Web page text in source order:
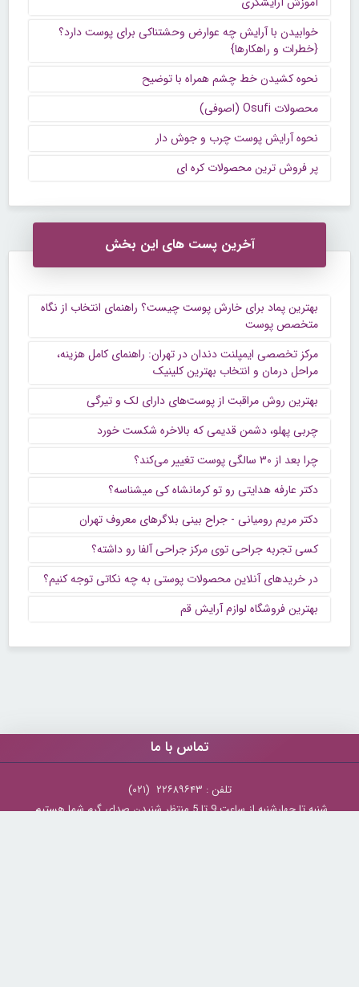
خوابیدن با آرایش چه عوارض وحشتناکی برای پوست دارد؟
{خطرات و راهکارها}
نحوه کشیدن خط چشم همراه با توضیح
محصولات Osufi (اصوفی)
نحوه آرایش پوست چرب و جوش دار
پر فروش ترین محصولات کره ای
آخرین پست های این بخش
بهترین پماد برای خارش پوست چیست؟ راهنمای انتخاب از نگاه
متخصص پوست
مرکز تخصصی ایمپلنت دندان در تهران: راهنمای کامل هزینه،
مراحل درمان و انتخاب بهترین کلینیک
بهترین روش مراقبت از پوست‌های دارای لک و تیرگی
چربی پهلو، دشمن قدیمی که بالاخره شکست خورد
چرا بعد از ۳۰ سالگی پوست تغییر می‌کند؟
دکتر عارفه هدایتی رو تو کرمانشاه کی میشناسه؟
دکتر مریم رومیانی - جراح بینی بلاگرهای معروف تهران
کسی تجربه جراحی توی مرکز جراحی آلفا رو داشته؟
در خریدهای آنلاین محصولات پوستی به چه نکاتی توجه کنیم؟
بهترین فروشگاه لوازم آرایش قم
تماس با ما
تلفن : ۲۲۶۸۹۶۴۳ (۰۲۱)
شنبه تا چهارشنبه از ساعت 9 تا 5 منتظر شنیدن صدای گرم شما هستیم.